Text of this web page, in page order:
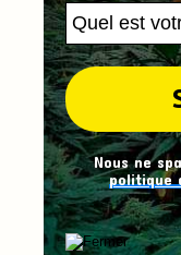
Nous ne
politique